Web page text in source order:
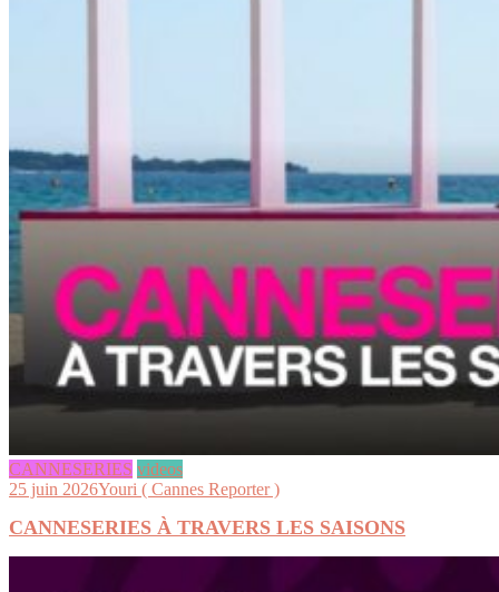
CANNESERIES videos
25 juin 2026Youri ( Cannes Reporter )
CANNESERIES À TRAVERS LES SAISONS